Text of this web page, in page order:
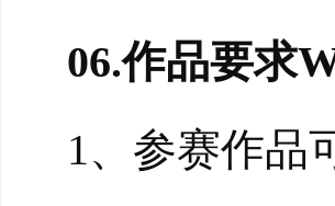
06.作品要求
1、参赛作品